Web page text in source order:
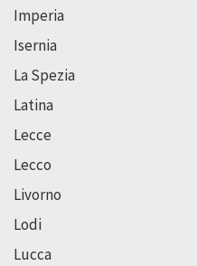
Imperia
Isernia
La Spezia
Latina
Lecce
Lecco
Livorno
Lodi
Lucca